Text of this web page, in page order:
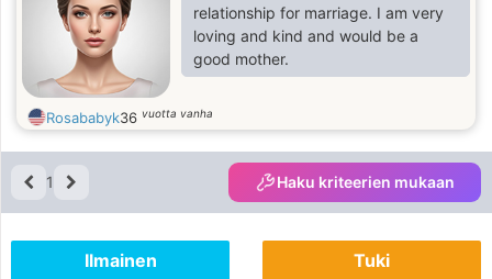
relationship for marriage. I am very
loving and kind and would be a
good mother.
Rosababyk36 vuotta vanha
1 Haku kriteerien mukaan
Ilmainen Tuki